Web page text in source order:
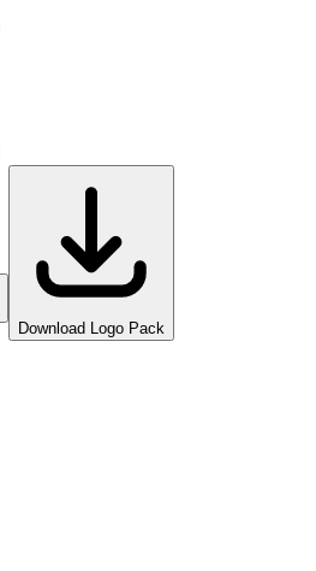
Download Logo Pack